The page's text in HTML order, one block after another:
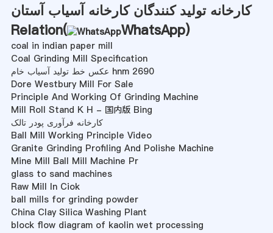
کارخانه تولید کنندگان کارخانه آسیاب آستان
Relation(
WhatsApp)
coal in indian paper mill
Coal Grinding Mill Specification
عکس خط تولید آسیاب خام hnm 2690
Dore Westbury Mill For Sale
Principle And Working Of Grinding Machine
Mill Roll Stand K H - 国内版 Bing
کارخانه فرآوری پودر تالک
Ball Mill Working Principle Video
Granite Grinding Profiling And Polishe Machine
Mine Mill Ball Mill Machine Pr
glass to sand machines
Raw Mill In Ciok
ball mills for grinding powder
China Clay Silica Washing Plant
block flow diagram of kaolin wet processing